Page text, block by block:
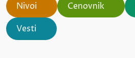
Nivoi
Cenovnik
Vesti